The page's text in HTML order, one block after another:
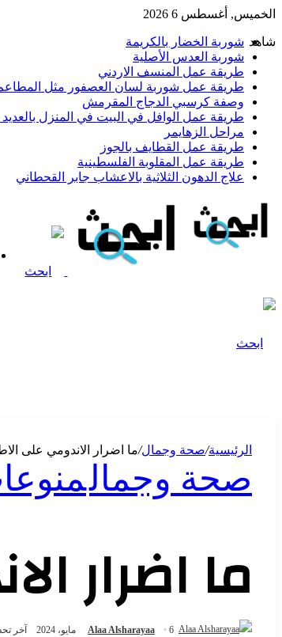
الخميس, أغسطس 6 2026
شاهد شوربة الخضار بالكريمة
شوربة العدس الأصلية
طريقة عمل المنسف الاردني
طريقة عمل شوربة لسان العصفور مثل
وصفة كرسبي الدجاج المقرمش
طريقة عمل الوافل في البيت في المنزل
مراحل الزهايمر
طريقة عمل القطايف بالجوز
طريقة عمل المقلوبة الفلسطينية
علاج الدهون الثلاثية بالاعشاب جابر القحطاني
الرئيسية/صحة وجمال/ما اضرار الاندومي على
صحة وجمال
ما اضرار
Alaa Alsharayaa 6 مايو، 2024 آخر تحديث: 6